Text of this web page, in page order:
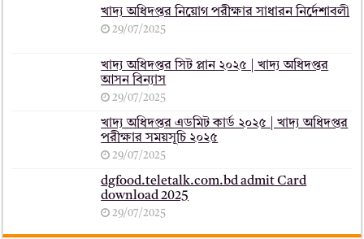
খাদ্য অধিদপ্তর নিয়োগ পরীক্ষার সাধারন নির্দেশাবলী
29/07/2025
খাদ্য অধিদপ্তর সিট প্লান ২০২৫ | খাদ্য অধিদপ্তর
আসন বিন্যাস
29/07/2025
খাদ্য অধিদপ্তর এডমিট কার্ড ২০২৫ | খাদ্য অধিদপ্তর
পরীক্ষার সময়সূচি ২০২৫
29/07/2025
dgfood.teletalk.com.bd admit Card
download 2025
29/07/2025